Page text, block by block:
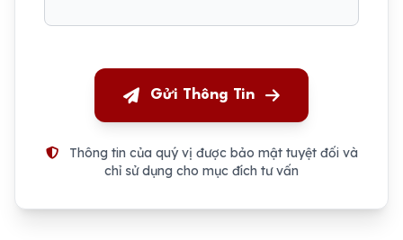
Gửi Thông Tin
Thông tin của quý vị được bảo mật tuyệt đối và
chỉ sử dụng cho mục đích tư vấn